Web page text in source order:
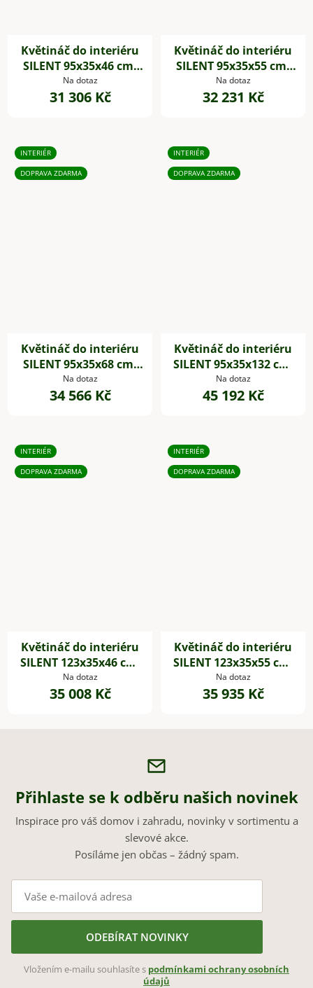
Květináč do interiéru
SILENT 95x35x46 cm,
dřevěné akustické
desky,hnědá
Na dotaz
31 306 Kč
Květináč do interiéru
SILENT 95x35x55 cm,
dřevěné akustické
desky,hnědá
Na dotaz
32 231 Kč
INTERIÉR
DOPRAVA ZDARMA
Květináč do interiéru
SILENT 95x35x68 cm,
dřevěné akustické
desky,hnědá
Na dotaz
34 566 Kč
INTERIÉR
DOPRAVA ZDARMA
Květináč do interiéru
SILENT 95x35x132 cm,
dřevěné akustické
desky,hnědá
Na dotaz
45 192 Kč
INTERIÉR
DOPRAVA ZDARMA
Květináč do interiéru
SILENT 123x35x46 cm,
dřevěné akustické
desky,hnědá
Na dotaz
35 008 Kč
INTERIÉR
DOPRAVA ZDARMA
Květináč do interiéru
SILENT 123x35x55 cm,
dřevěné akustické
desky,hnědá
Na dotaz
35 935 Kč
Přihlaste se k odběru našich novinek
Inspirace pro váš domov i zahradu, novinky v sortimentu a
slevové akce.
Posíláme jen občas – žádný spam.
ODEBÍRAT NOVINKY
Vložením e-mailu souhlasíte s podmínkami ochrany osobních
údajů